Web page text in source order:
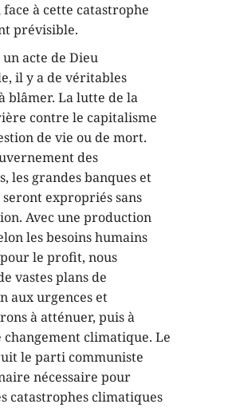
à cette catastrophe
prévisible.
acte de Dieu
il y a de véritables
blâmer. La lutte de la
contre le capitalisme
de vie ou de mort.
des
les grandes banques et
expropriés sans
Avec une production
les besoins humains
le profit, nous
vastes plans de
aux urgences et
à atténuer, puis à
changement climatique. Le
le parti communiste
nécessaire pour
catastrophes climatiques